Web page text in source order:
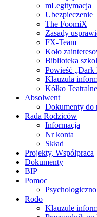
mLegitymacja
Ubezpieczenie
The FoomiX
Zasady
FX-Team
Koło
Biblioteka
Powieść „Dark
Klauzula
Kółko Teatralne
Absolwent
Dokumenty do
Rada Rodziców
Informacja
Nr konta
Skład
Projekty, Współpraca
Dokumenty
BIP
Pomoc
Rodo
Klauzule